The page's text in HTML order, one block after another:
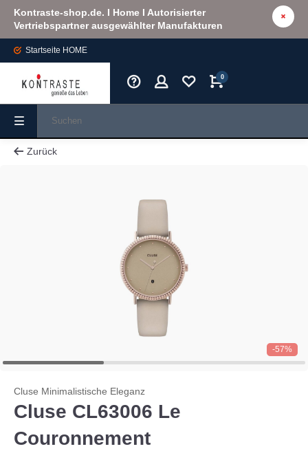
Kontraste-shop.de. I Home I Autorisierter
Vertriebspartner ausgewählter Manufakturen
Startseite HOME
0
Zurück
-57%
Cluse Minimalistische Eleganz
Cluse CL63006 Le
Couronnement